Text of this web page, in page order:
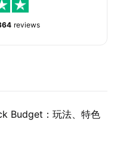
reviews
Budget：玩法、特色